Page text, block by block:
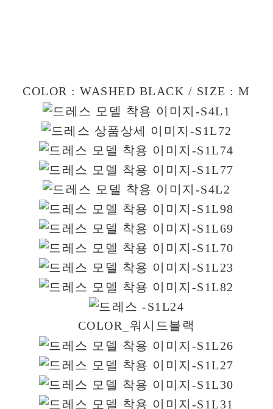
COLOR : WASHED BLACK / SIZE : M
COLOR_워시드블랙